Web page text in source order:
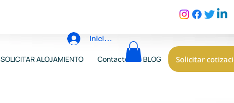
SOLICITAR ALOJAMIENTO Contacto BLOG Solicitar
Iniciar sesión